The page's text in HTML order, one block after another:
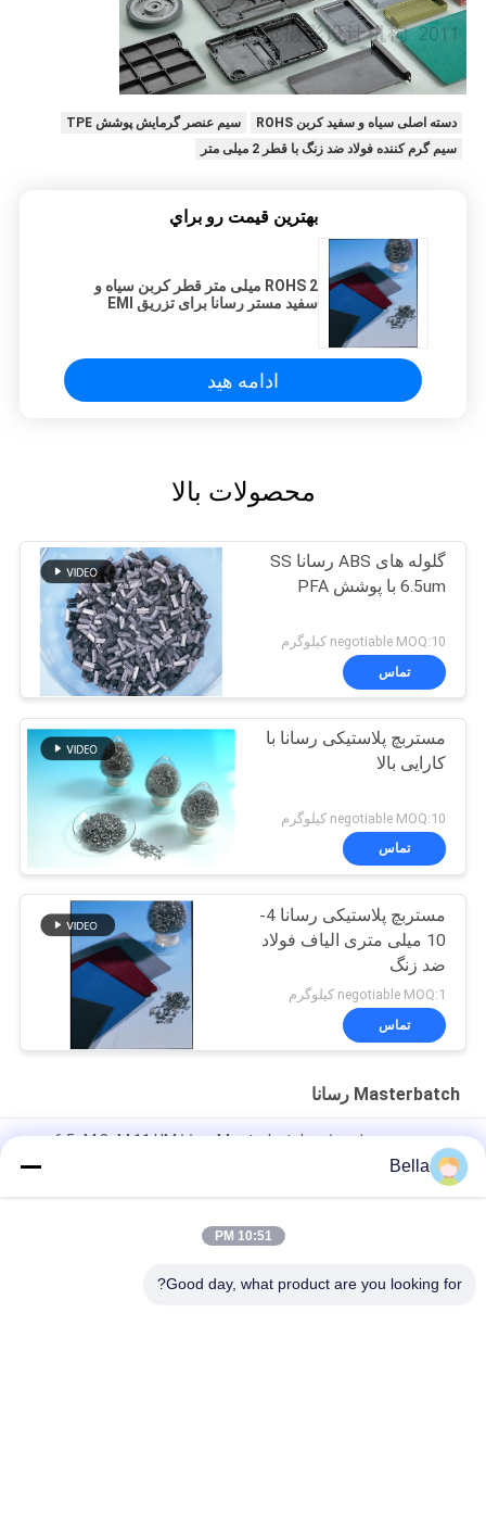
دسته اصلی سیاه و سفید کربن ROHS
سیم عنصر گرمایش پوشش TPE
سیم گرم کننده فولاد ضد زنگ با قطر 2 میلی متر
بهترين قيمت رو براي
ROHS 2 میلی متر قطر کربن سیاه و
سفید مستر رسانا برای تزریق EMI
ادامه هید
محصولات بالا
گلوله های ABS رسانا SS
6.5um با پوشش PFA
negotiable MOQ:10 کیلوگرم
تماس
مستربچ پلاستیکی رسانا با
کارایی بالا
negotiable MOQ:10 کیلوگرم
تماس
مستربچ پلاستیکی رسانا 4-
10 میلی متری الیاف فولاد
ضد زنگ
negotiable MOQ:1 کیلوگرم
تماس
Masterbatch رسانا
چسب رزین سطح صاف Masterbatch رسانا 6.5µM 8uM 11 UM
میلی متر
ROHS 2 میلی متر قطر کربن سیاه و سفید مستر رسانا برای تزریق
Bella
10:51 PM
Good day, what product are you looking for?